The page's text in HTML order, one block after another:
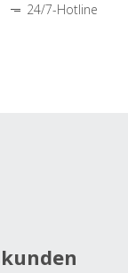
24/7-Hotline